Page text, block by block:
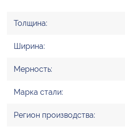
Толщина:
Ширина:
Мерность:
Марка стали:
Регион производства: